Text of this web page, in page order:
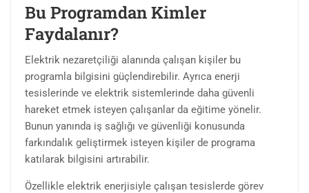
Bu Programdan Kimler
Faydalanır?
Elektrik nezaretçiliği alanında çalışan kişiler bu
programla bilgisini güçlendirebilir. Ayrıca enerji
tesislerinde ve elektrik sistemlerinde daha güvenli
hareket etmek isteyen çalışanlar da eğitime yönelir.
Bunun yanında iş sağlığı ve güvenliği konusunda
farkındalık geliştirmek isteyen kişiler de programa
katılarak bilgisini artırabilir.
Özellikle elektrik enerjisiyle çalışan tesislerde görev